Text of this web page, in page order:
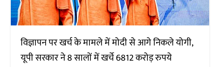
विज्ञापन पर खर्च के मामले में मोदी से आगे निकले योगी,
यूपी सरकार ने 8 सालों में खर्चे 6812 करोड़ रुपये